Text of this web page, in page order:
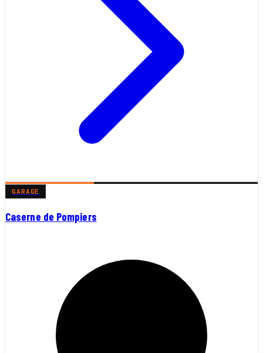
GARAGE
Caserne de Pompiers